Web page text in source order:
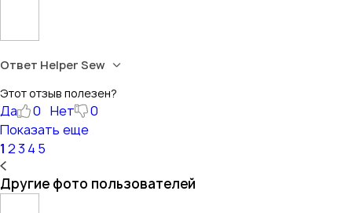
Ответ Helper Sew
Этот отзыв полезен?
Да 0 Нет
0
Показать еще
1 23 4 5
Другие фото пользователей